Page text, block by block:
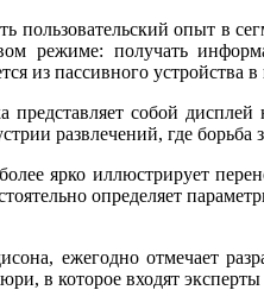
опыт в
режиме: получать
из пассивного устройства в
собой
развлечений, где
ярко иллюстрирует
определяет
ежегодно отмечает
в которое входят